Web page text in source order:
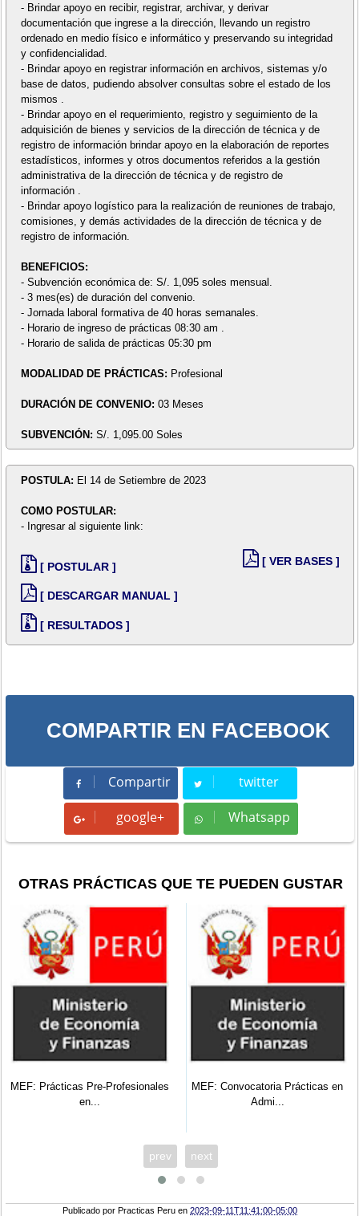
- Brindar apoyo en recibir, registrar, archivar, y derivar
documentación que ingrese a la dirección, llevando un registro
ordenado en medio físico e informático y preservando su integridad
y confidencialidad.
- Brindar apoyo en registrar información en archivos, sistemas y/o
base de datos, pudiendo absolver consultas sobre el estado de los
mismos .
- Brindar apoyo en el requerimiento, registro y seguimiento de la
adquisición de bienes y servicios de la dirección de técnica y de
registro de información brindar apoyo en la elaboración de reportes
estadísticos, informes y otros documentos referidos a la gestión
administrativa de la dirección de técnica y de registro de
información .
- Brindar apoyo logístico para la realización de reuniones de trabajo,
comisiones, y demás actividades de la dirección de técnica y de
registro de información.
BENEFICIOS:
- Subvención económica de: S/. 1,095 soles mensual.
- 3 mes(es) de duración del convenio.
- Jornada laboral formativa de 40 horas semanales.
- Horario de ingreso de prácticas 08:30 am .
- Horario de salida de prácticas 05:30 pm
MODALIDAD DE PRÁCTICAS: Profesional
DURACIÓN DE CONVENIO: 03 Meses
SUBVENCIÓN: S/. 1,095.00 Soles
POSTULA: El 14 de Setiembre de 2023
COMO POSTULAR:
- Ingresar al siguiente link:
[ POSTULAR ]
[ DESCARGAR MANUAL ]
[ RESULTADOS ]
[ VER BASES ]
COMPARTIR EN FACEBOOK
Compartir
Compartir twitter
Tweet
google+ Whatsapp
Whatsapp
OTRAS PRÁCTICAS QUE TE PUEDEN GUSTAR
MEF: Prácticas Pre-Profesionales
en...
MEF: Convocatoria Prácticas en
Admi...
prev next
Publicado por Practicas Peru en2023-09-11T11:41:00-05:00